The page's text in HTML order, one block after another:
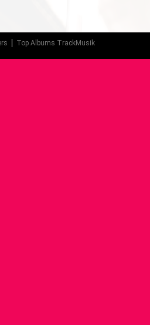
Top Albums TrackMusik